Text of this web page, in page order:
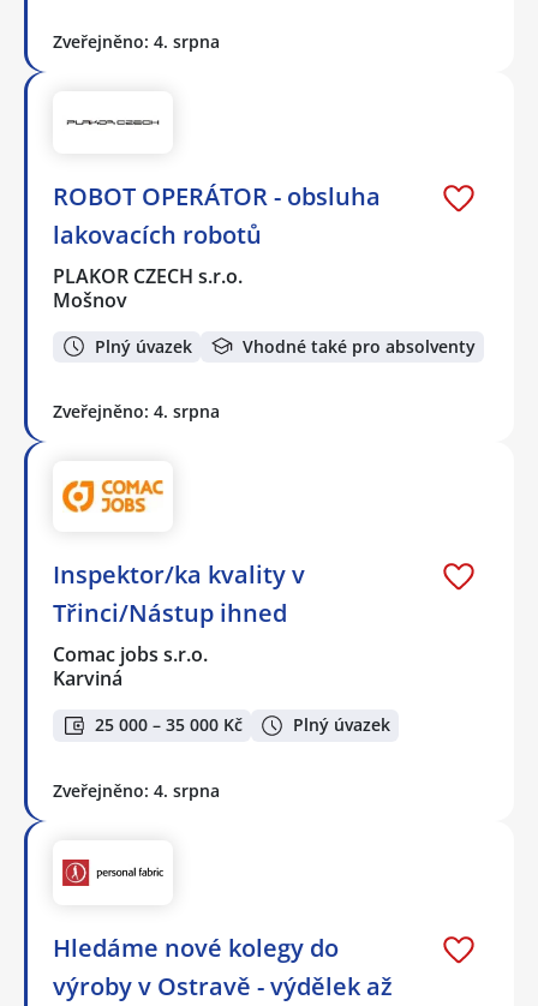
Zveřejněno: 4. srpna
ROBOT OPERÁTOR - obsluha
lakovacích robotů
PLAKOR CZECH s.r.o.
Mošnov
Plný úvazek Vhodné také pro absolventy
Zveřejněno: 4. srpna
Inspektor/ka kvality v
Třinci/Nástup ihned
Comac jobs s.r.o.
Karviná
25 000 – 35 000 Kč Plný úvazek
Zveřejněno: 4. srpna
Hledáme nové kolegy do
výroby v Ostravě - výdělek až